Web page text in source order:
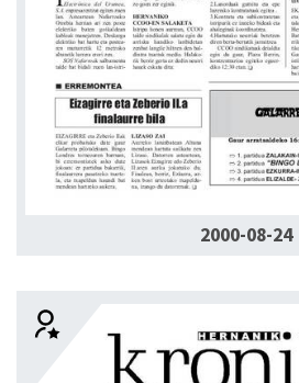
2000-08-24